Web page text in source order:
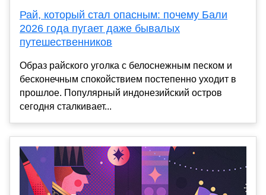
Рай, который стал опасным: почему Бали
2026 года пугает даже бывалых
путешественников
Образ райского уголка с белоснежным песком и
бесконечным спокойствием постепенно уходит в
прошлое. Популярный индонезийский остров
сегодня сталкивает...